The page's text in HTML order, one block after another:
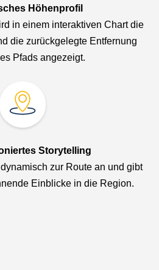
Höhenprofil
in einem interaktiven Chart die
die zurückgelegte Entfernung
Pfads angezeigt.
Storytelling
zur Route an und gibt
Einblicke in die Region.